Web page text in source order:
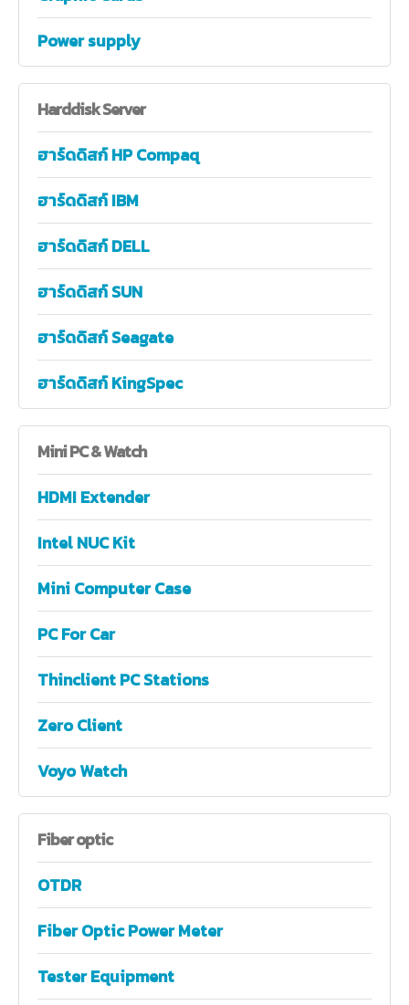
Power supply
HarddiskServer
ฮาร์ดดิสก์ HP Compaq
ฮาร์ดดิสก์ IBM
ฮาร์ดดิสก์ DELL
ฮาร์ดดิสก์ SUN
ฮาร์ดดิสก์ Seagate
ฮาร์ดดิสก์ KingSpec
MiniPC & Watch
HDMI Extender
Intel NUC Kit
Mini Computer Case
PC For Car
Thinclient PC Stations
Zero Client
Voyo Watch
Fiberoptic
OTDR
Fiber Optic Power Meter
Tester Equipment